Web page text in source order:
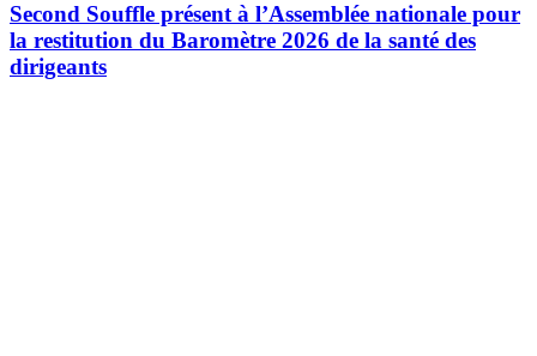
Second Souffle présent à l’Assemblée nationale pour
la restitution du Baromètre 2026 de la santé des
dirigeants